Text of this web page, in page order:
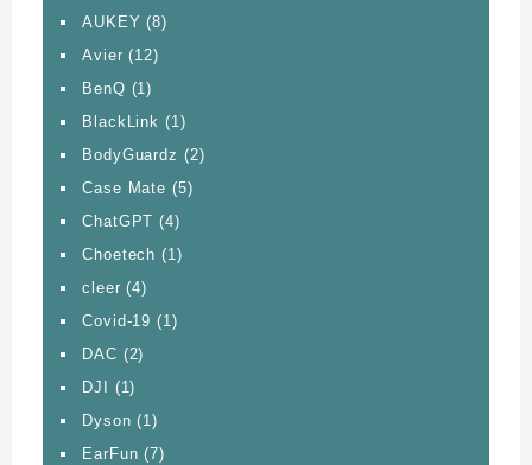
AUKEY (8)
Avier (12)
BenQ (1)
BlackLink (1)
BodyGuardz (2)
Case Mate (5)
ChatGPT (4)
Choetech (1)
cleer (4)
Covid-19 (1)
DAC (2)
DJI
(1)
Dyson (1)
EarFun (7)